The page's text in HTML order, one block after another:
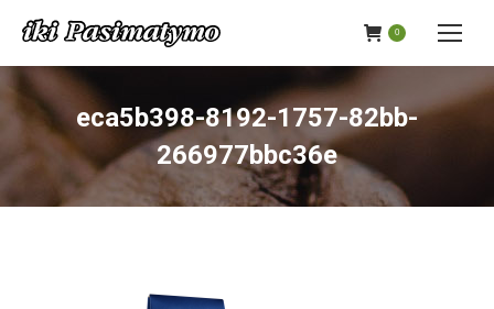
0
eca5b398-8192-1757-82bb-
266977bbc36e